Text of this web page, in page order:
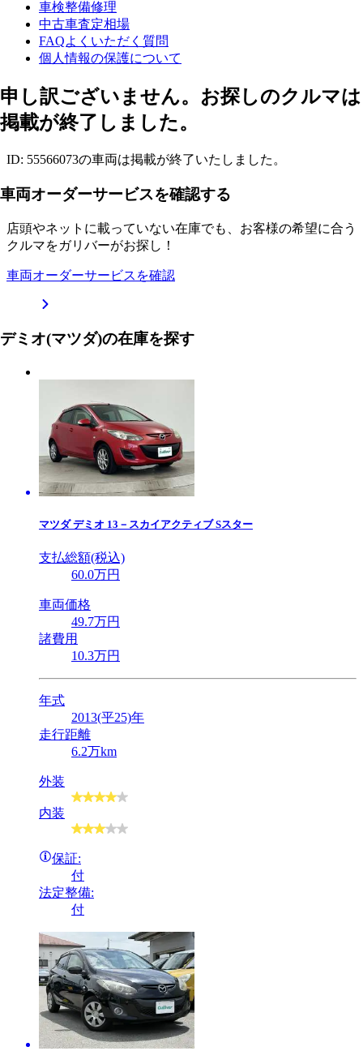
車検整備修理
中古車査定相場
FAQよくいただく質問
個人情報の保護について
申し訳ございません。お探しのクルマは
掲載が終了しました。
ID: 55566073の車両は掲載が終了いたしました。
車両オーダーサービスを確認する
店頭やネットに載っていない在庫でも、お客様の希望に合う
クルマをガリバーがお探し！
車両オーダーサービスを確認
デミオ(マツダ)の在庫を探す
マツダ デミオ 13－スカイアクティブ Sスター
支払総額(税込)
60.0万円
車両価格
49.7万円
諸費用
10.3万円
年式
2013(平25)年
走行距離
6.2万km
外装
内装
保証:
付
法定整備:
付